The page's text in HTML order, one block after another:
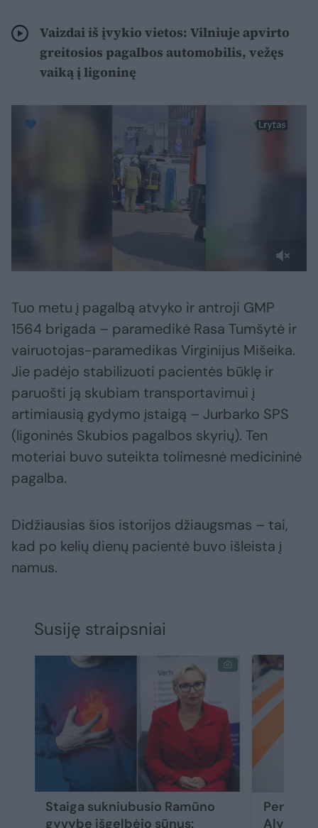
Vaizdai iš įvykio vietos: Vilniuje apvirto
greitosios pagalbos automobilis, vežęs
vaiką į ligoninę
Tuo metu į pagalbą atvyko ir antroji GMP
1564 brigada – paramedikė Rasa Tumšytė ir
vairuotojas-paramedikas Virginijus Mišeika.
Jie padėjo stabilizuoti pacientės būklę ir
paruošti ją skubiam transportavimui į
artimiausią gydymo įstaigą – Jurbarko SPS
(ligoninės Skubios pagalbos skyrių). Ten
moteriai buvo suteikta tolimesnė medicininė
pagalba.
Didžiausias šios istorijos džiaugsmas – tai,
kad po kelių dienų pacientė buvo išleista į
namus.
Susiję straipsniai
Staiga sukniubusio Ramūno
gyvybę išgelbėjo sūnus:
Per
Alytaus